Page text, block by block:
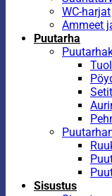
WC-harjat
Ammeet
Puutarha
Setit
Sisustus